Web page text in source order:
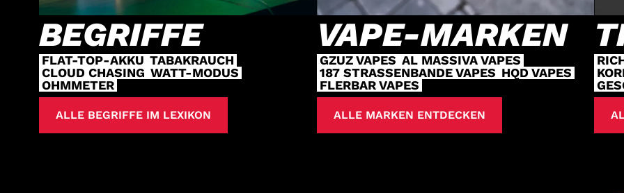
BEGRIFFE
FLAT-TOP-AKKU TABAKRAUCH
CLOUD CHASING WATT-MODUS
OHMMETER
ALLE BEGRIFFE IM LEXIKON
VAPE-MARKEN
GZUZ VAPES AL MASSIVA VAPES
187 STRASSENBANDE VAPES HQD VAPES
FLERBAR VAPES
ALLE MARKEN ENTDECKEN